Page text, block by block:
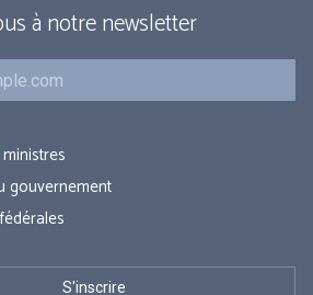
à notre newsletter
gouvernement